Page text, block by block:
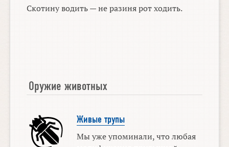
Скотину водить — не разиня рот ходить.
Оружие животных
Живые трупы
Мы уже упоминали, что любая